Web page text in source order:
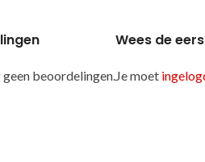
geen beoordelingen.
Wees de
Je moet